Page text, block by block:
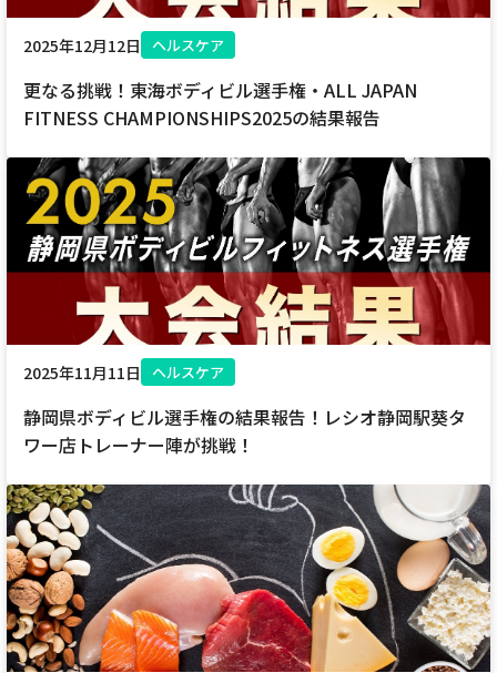
パンフレット・チラシ
会社案内
お知らせ
サイトマップ
ウェブサイトのご利用について
放送基準
安全・安心マーク
安全・安心ガイド
情報セキュリティ基本方針
ご利用約款・重要事項説明書
プライバシーポリシー
2025年12月12日 ヘルスケア
更なる挑戦！東海ボディビル選手権・ALL JAPAN
FITNESS CHAMPIONSHIPS2025の結果報告
2025年11月11日 ヘルスケア
静岡県ボディビル選手権の結果報告！レシオ静岡駅葵タ
ワー店トレーナー陣が挑戦！